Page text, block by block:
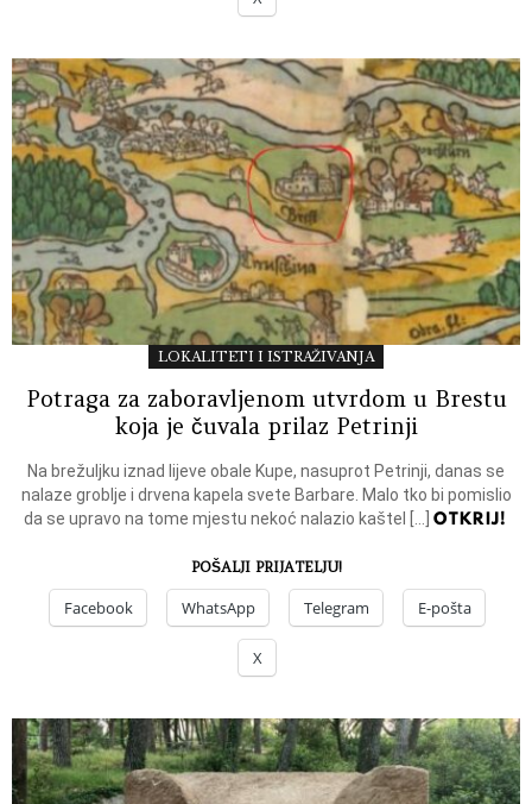
LOKALITETI I ISTRAŽIVANJA
Potraga za zaboravljenom utvrdom u Brestu
koja je čuvala prilaz Petrinji
Na brežuljku iznad lijeve obale Kupe, nasuprot Petrinji, danas se
nalaze groblje i drvena kapela svete Barbare. Malo tko bi pomislio
da se upravo na tome mjestu nekoć nalazio kaštel […]OTKRIJ!
POŠALJI PRIJATELJU!
Facebook WhatsApp Telegram E-pošta
X